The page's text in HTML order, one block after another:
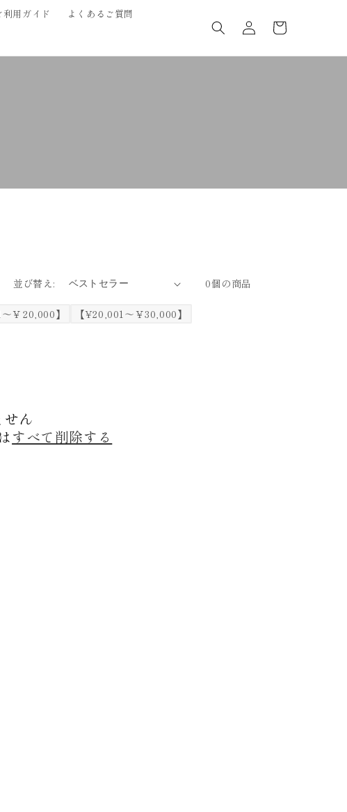
利用ガイド よくあるご質問
グ
イ
ー
並び替え: 0個の商品
￥20,000】
【¥20,001～￥30,000】
ん
すべて削除する